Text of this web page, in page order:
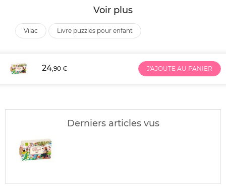
Voir plus
vilac livre puzzles pour enfant
24,90 € J'AJOUTE AU PANIER
Derniers articles vus